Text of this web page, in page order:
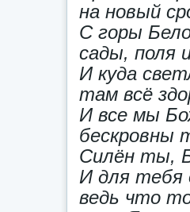
на новый
С горы
сады, поля
И куда
там всё
И все мы
бескровны
Силён ты,
И для тебя
ведь что